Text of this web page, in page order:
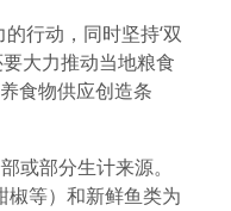
行动，同时坚持‘双
大力推动当地粮食
食物供应创造条
或部分生计来源。
椒等）和新鲜鱼类为